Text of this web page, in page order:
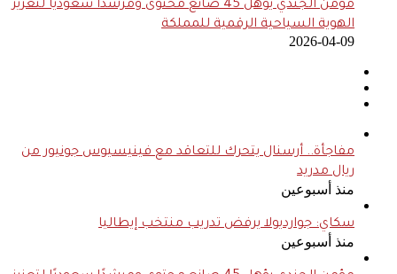
مؤمن الجندي يؤهل 45 صانع محتوى ومرشدًا سعوديًا لتعزيز
الهوية السياحية الرقمية للمملكة
2026-04-09
مفاجأة.. أرسنال يتحرك للتعاقد مع فينيسيوس جونيور من
ريال مدريد
منذ أسبوعين
سكاي: جوارديولا يرفض تدريب منتخب إيطاليا
منذ أسبوعين